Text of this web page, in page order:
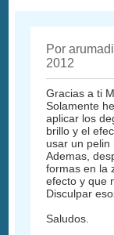
Por
2012
Gracias a ti
Solamente
aplicar los
brillo y el
usar un pelin
Ademas,
formas en la
efecto y que
Disculpar
Saludos.